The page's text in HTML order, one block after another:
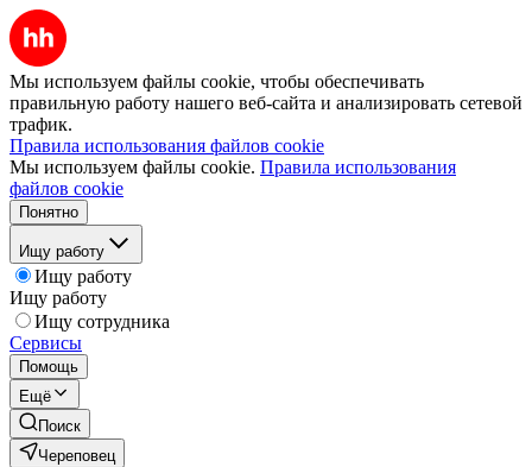
Мы используем файлы cookie, чтобы обеспечивать
правильную работу нашего веб-сайта и анализировать сетевой
трафик.
Правила использования файлов cookie
Мы используем файлы cookie. Правила использования
файлов cookie
Понятно
Ищу работу
Ищу работу
Ищу работу
Ищу сотрудника
Сервисы
Помощь
Ещё
Поиск
Череповец